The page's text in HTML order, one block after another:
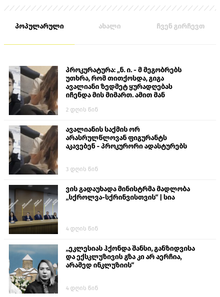
პოპულარული ახალი ჩვენ გირჩევთ
პროკურატურა: „ნ. ი. - მ მეგობრებს
უთხრა, რომ თითქოსდა, გიგა
ავალიანი ზედმეტ ყურადღებას
იჩენდა მის მიმართ. ამით მან
თავს დასხმოდა გიგა ავალიანს“
2 დღის წინ
ავალიანის საქმის ორ
არასრულწლოვან ფიგურანტს
აკავებენ - პროკურორი ადასტურებს
3 დღის წინ
ვის გადაუხადა მინისტრმა მადლობა
„სქროლვა-სქრინვისთვის“ | სია
4 დღის წინ
„ეკლესიას ჰქონდა შანსი, განზიდვისა
და ექსკლუზივის გზა კი არ აერჩია,
არამედ ინკლუზიის“
4 დღის წინ